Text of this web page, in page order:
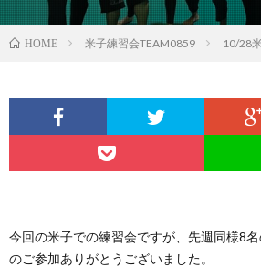
HOME 米子練習会TEAM0859 10/28
今回の米子での練習会ですが、先週同様8
のご参加ありがとうございました。